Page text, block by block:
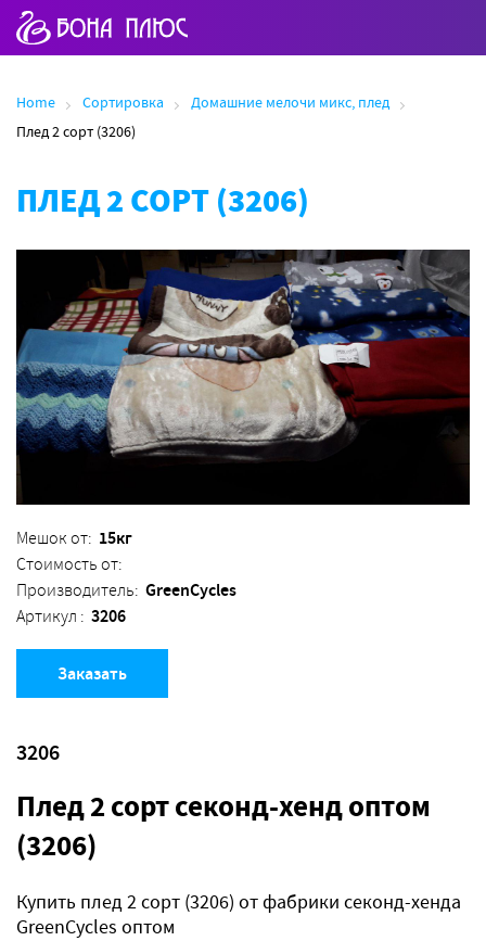
Home Сортировка
Домашние мелочи микс, плед
Плед 2 сорт (3206)
ПЛЕД 2 СОРТ (3206)
Мешок от: 15кг
Стоимость от:
Производитель: GreenCycles
Артикул : 3206
Заказать
3206
Плед 2 сорт секонд-хенд оптом
(3206)
Купить плед 2 сорт (3206) от фабрики секонд-хенда
GreenCycles оптом